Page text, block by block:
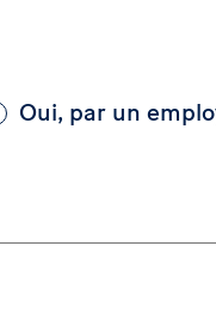
Oui, par un